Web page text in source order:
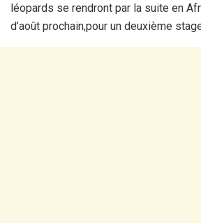
léopards se rendront par la suite en
d’août prochain,pour un deuxième